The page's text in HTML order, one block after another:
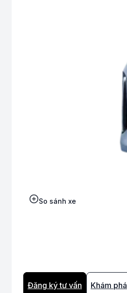
So sánh xe
Đăng ký tư vấn Khám phá